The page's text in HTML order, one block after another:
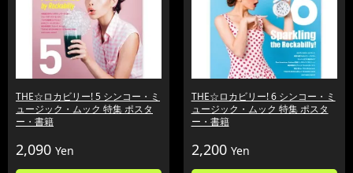
THE☆ロカビリー! 5 シンコー・ミ
ュージック・ムック 特集 ポスタ
ー・書籍
2,090 Yen
THE☆ロカビリー! 6 シンコー・ミ
ュージック・ムック 特集 ポスタ
ー・書籍
2,200 Yen